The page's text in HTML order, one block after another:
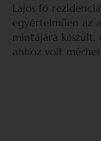
Lajos fő
egyértelműen az
mintájára készült,
ahhoz volt